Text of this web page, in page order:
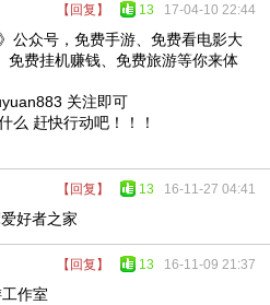
【回复】 13 17-04-10 22:44
公众号，免费手游、免费看电影大
免费挂机赚钱、免费旅游等你来体
关注即可
么 赶快行动吧！！！
【回复】 13 16-11-27 04:41
好者之家
【回复】 13 16-11-09 21:37
作室